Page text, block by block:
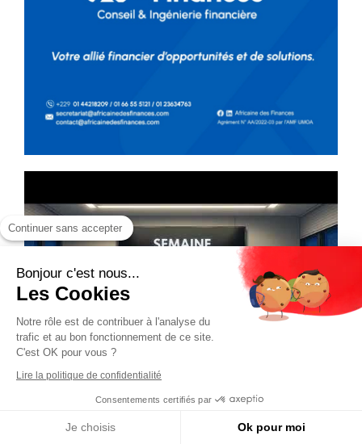
Continuer sans accepter
Bonjour c'est nous...
Les Cookies
Notre rôle est de contribuer à l'analyse du
trafic et au bon fonctionnement de ce site.
C'est OK pour vous ?
Lire la politique de confidentialité
Consentements certifiés par
Je choisis Ok pour moi